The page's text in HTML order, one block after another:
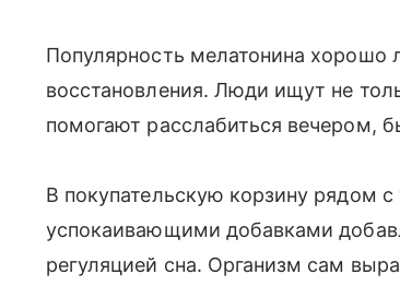
Популярность мелатонина хорошо
восстановления. Люди ищут не
помогают расслабиться вечером,
В покупательскую корзину рядом
успокаивающими добавками
регуляцией сна. Организм сам